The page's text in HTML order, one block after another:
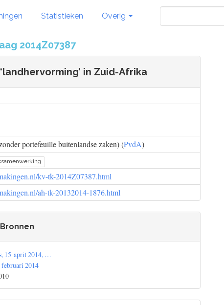
Statistieken Overig
2014Z07387
in Zuid-Afrika
portefeuille buitenlandse zaken) (PvdA)
kv-tk-2014Z07387.html
ah-tk-20132014-1876.html
Bronnen
15 april 2014, …
2014